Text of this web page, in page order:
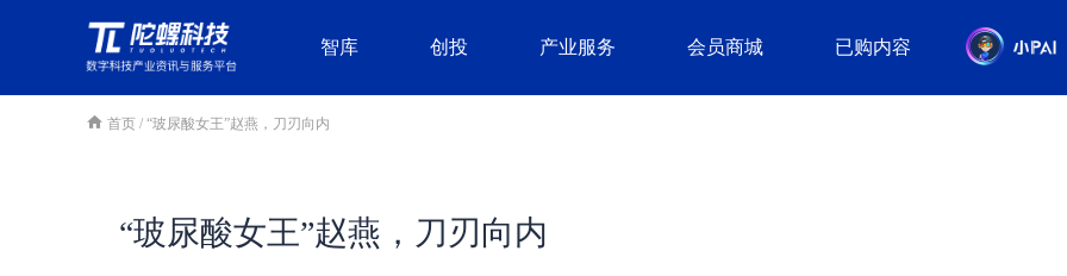
智库 创投 产业服务 会员商城 已购内容
首页 / “玻尿酸女王”赵燕，刀刃向内
“玻尿酸女王”赵燕，刀刃向内